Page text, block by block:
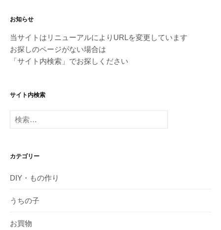
お知らせ
当サイトはリニューアルによりURLを変更しています
お探しのページがない場合は
「サイト内検索」でお探しください
サイト内検索
検
索:
カテゴリー
DIY・もの作り
うちの子
お買物